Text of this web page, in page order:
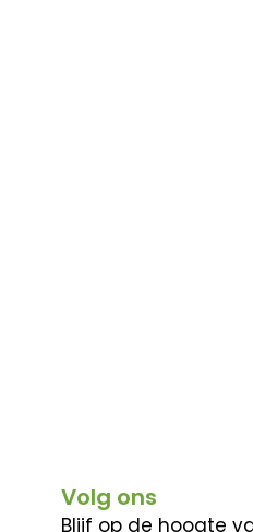
Volg ons
Blijf op de hoogte